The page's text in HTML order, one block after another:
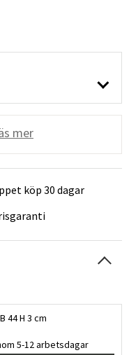
mer
köp 30 dagar
44 H 3 cm
5-12 arbetsdagar